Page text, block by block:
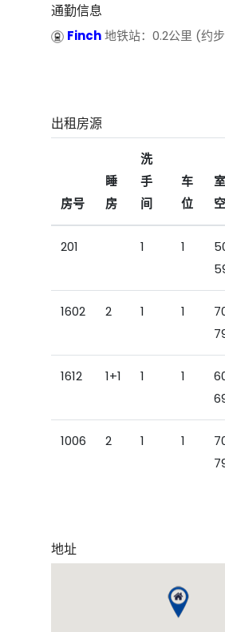
通勤信息
Finch地铁站：0.2公里 (约
出租房源
房号
睡
房
洗
手
间
车
位
201 1 1
1602 2 1 1
1612 1+1 1 1
1006 2 1 1
地址